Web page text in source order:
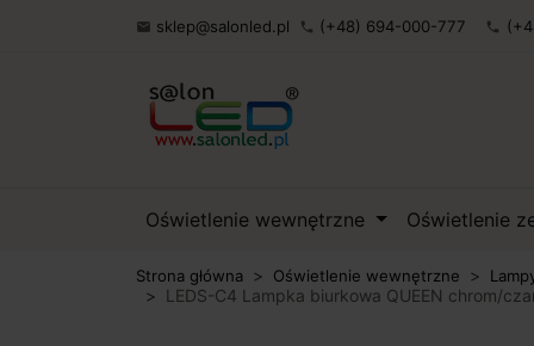
 sklep@salonled.pl phone (+48) 694-000-777 phone
Oświetlenie wewnętrzne Oświetlenie
Strona główna Oświetlenie wewnętrzne
LEDS-C4 Lampka biurkowa QUEEN chrom/